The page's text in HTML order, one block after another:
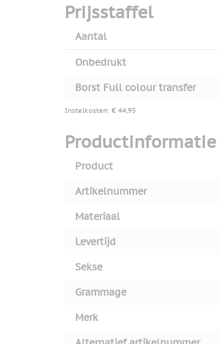
Prijsstaffel
Aantal
Onbedrukt
Borst Full colour transfer
Instelkosten: € 44,95
Productinformatie
Product
Artikelnummer
Materiaal
Levertijd
Sekse
Grammage
Merk